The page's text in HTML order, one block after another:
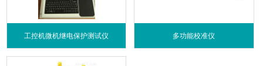
工控机微机继电保护测试仪 多功能校准仪